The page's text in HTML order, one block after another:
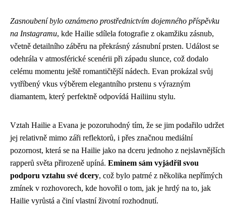
Zasnoubení bylo oznámeno prostřednictvím dojemného příspěvku
na Instagramu, kde Hailie sdílela fotografie z okamžiku zásnub,
včetně detailního záběru na překrásný zásnubní prsten. Událost se
odehrála v atmosférické scenérii při západu slunce, což dodalo
celému momentu ještě romantičtější nádech. Evan prokázal svůj
vytříbený vkus výběrem elegantního prstenu s výrazným
diamantem, který perfektně odpovídá Hailiinu stylu.
Vztah Hailie a Evana je pozoruhodný tím, že se jim podařilo udržet
jej relativně mimo záři reflektorů, i přes značnou mediální
pozornost, která se na Hailie jako na dceru jednoho z nejslavnějších
rapperů světa přirozeně upíná. Eminem sám vyjádřil svou
podporu vztahu své dcery, což bylo patrné z několika nepřímých
zmínek v rozhovorech, kde hovořil o tom, jak je hrdý na to, jak
Hailie vyrůstá a činí vlastní životní rozhodnutí.